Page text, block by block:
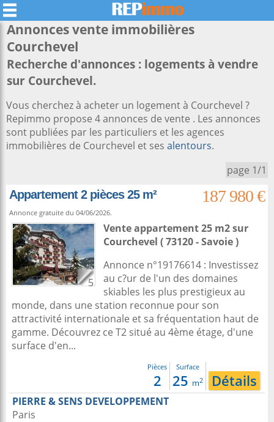
Annonces vente immobilières
Courchevel
Recherche d'annonces : logements à vendre
sur Courchevel.
Vous cherchez à acheter un logement à Courchevel ?
Repimmo propose 4 annonces de vente . Les annonces
sont publiées par les particuliers et les agences
immobilières de Courchevel et ses alentours.
page 1/1
Appartement 2 pièces 25 m²
187 980 €
Annonce gratuite du 04/06/2026.
5
Vente appartement 25 m2sur
Courchevel ( 73120 - Savoie )
Annonce n°19176614 : Investissez
au c?ur de l'un des domaines
skiables les plus prestigieux au
monde, dans une station reconnue pour son
attractivité internationale et sa fréquentation haut de
gamme. Découvrez ce T2 situé au 4ème étage, d'une
surface d'en...
Pièces
2
Surface
25 m2 Détails
PIERRE & SENS DEVELOPPEMENT
Paris